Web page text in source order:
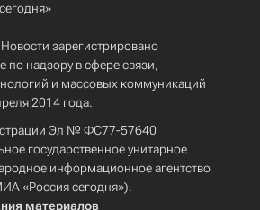
зарегистрировано
по надзору в сфере связи,
и массовых коммуникаций
2014 года.
Эл № ФС77-57640
государственное унитарное
информационное агентство
«Россия сегодня»).
материалов